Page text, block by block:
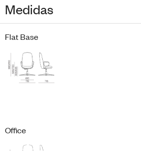
Medidas
Flat Base
Office